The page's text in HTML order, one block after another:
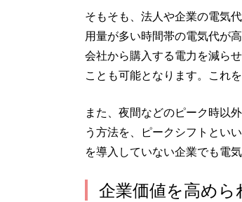
そもそも、法人や企業の電気
用量が多い時間帯の電気代が
会社から購入する電力を減ら
ことも可能となります。これ
また、夜間などのピーク時以
う方法を、ピークシフトとい
を導入していない企業でも電
企業価値を高めら